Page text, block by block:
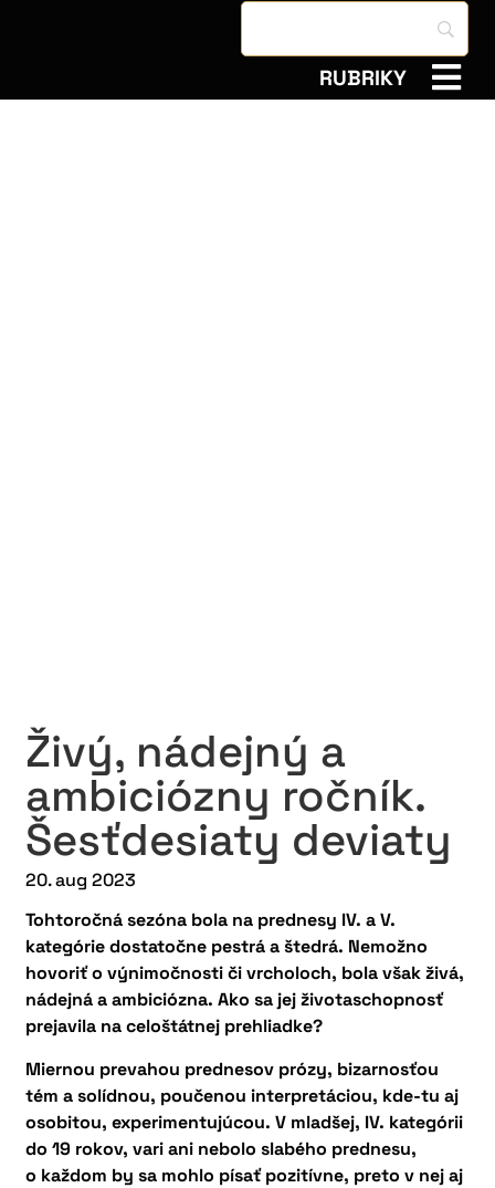
RUBRIKY
Živý, nádejný a
ambiciózny ročník.
Šesťdesiaty deviaty
20. aug 2023
Tohtoročná sezóna bola na prednesy IV. a V.
kategórie dostatočne pestrá a štedrá. Nemožno
hovoriť o výnimočnosti či vrcholoch, bola však živá,
nádejná a ambiciózna. Ako sa jej životaschopnosť
prejavila na celoštátnej prehliadke?
Miernou prevahou prednesov prózy, bizarnosťou
tém a solídnou, poučenou interpretáciou, kde-tu aj
osobitou, experimentujúcou. V mladšej, IV. kategórii
do 19 rokov, vari ani nebolo slabého prednesu,
o každom by sa mohlo písať pozitívne, preto v nej aj